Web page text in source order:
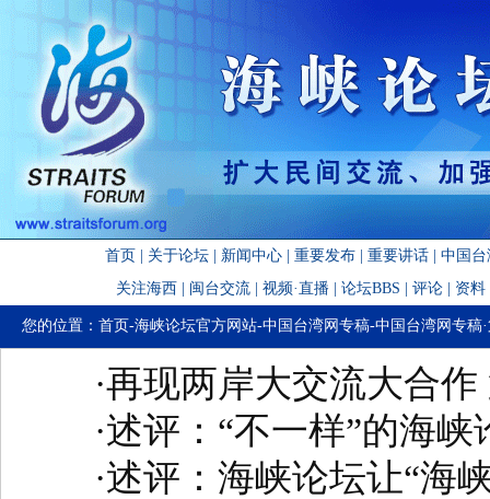
首页 关于论坛 新闻中心 |重要发布 |重要讲话 |中国
关注海西
闽台交流 |视频·直播 |论坛BBS |评论 资料
您的位置： 首页-海峡论坛官方网站-中国台湾网专稿-中国台湾网专稿
·再现两岸大交流大合
·述评：“不一样”的海
·述评：海峡论坛让“海